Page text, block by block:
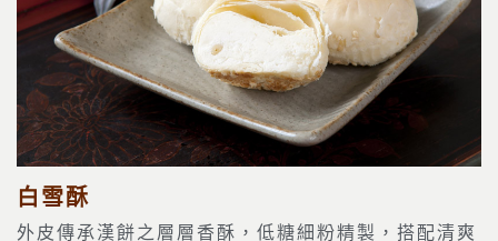
白雪酥
外皮傳承漢餅之層層香酥，低糖細粉精製，搭配清爽